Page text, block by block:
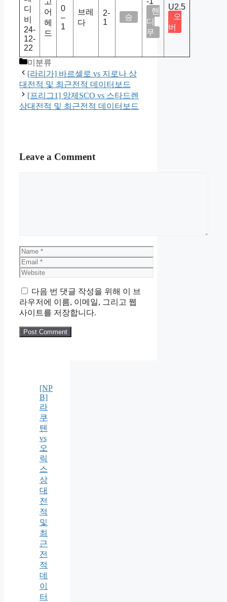
디
비
24-
12-
22
어
헤
드
0
–
1
브레
다
2-
1
승
핸
디
무
U2.5
오
버
Categories
미분류
[라리가] 바르셀로 vs 지로나 상
대전적 및 최근전적 데이터보드
[프리그1] 앙제SCO vs 스타드렌
상대전적 및 최근전적 데이터보드
Leave a Comment
Name
Email
Website
다음 번 댓글 작성을 위해 이 브
라우저에 이름, 이메일, 그리고 웹
사이트를 저장합니다.
[NP
B]
라
쿠
텐
vs
오
릭
스
상
대
전
적
및
최
근
전
적
데
이
터